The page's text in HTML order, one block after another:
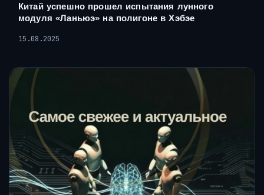
Китай успешно прошел испытания лунного
модуля «Ланьюэ» на полигоне в Хэбэе
15.08.2025